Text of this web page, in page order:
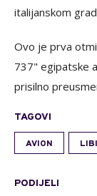
italijanskom
Ovo je prva
737" egipatske
prisilno
TAGOVI
AVION
PODIJELI